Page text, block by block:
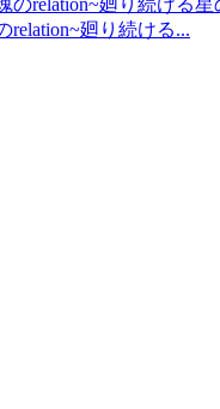
relation~廻り続ける...